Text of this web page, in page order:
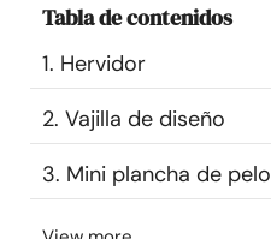
Recursos
Comunidad
Encuentra un terapeuta
Tabla de contenidos
1. Hervidor
2. Vajilla de diseño
3. Mini plancha de pelo